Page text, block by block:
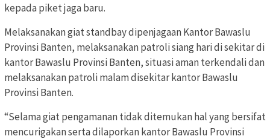
kepada piket jaga baru.
Melaksanakan giat standbay dipenjagaan Kantor Bawaslu
Provinsi Banten, melaksanakan patroli siang hari di sekitar di
kantor Bawaslu Provinsi Banten, situasi aman terkendali dan
melaksanakan patroli malam disekitar kantor Bawaslu
Provinsi Banten.
“Selama giat pengamanan tidak ditemukan hal yang bersifat
mencurigakan serta dilaporkan kantor Bawaslu Provinsi